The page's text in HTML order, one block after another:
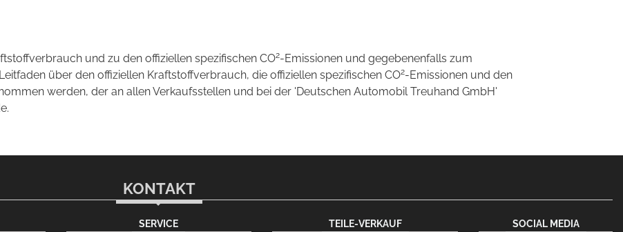
und zu den offiziellen spezifischen CO2-Emissionen und gegebenenfalls zum
über den offiziellen Kraftstoffverbrauch, die offiziellen spezifischen CO2-Emissionen und den
werden, der an allen Verkaufsstellen und bei der 'Deutschen Automobil Treuhand GmbH'
KONTAKT
SERVICE TEILE-VERKAUF SOCIAL MEDIA